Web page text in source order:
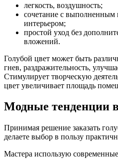
легкость, воздушность;
сочетание с выполненным
интерьером;
простой уход без
вложений.
Голубой цвет может быть
гнев, раздражительность,
Стимулирует творческую
цвет увеличивает площадь
Модные тенденции
Принимая решение заказать
делаете выбор в пользу
Мастера использую